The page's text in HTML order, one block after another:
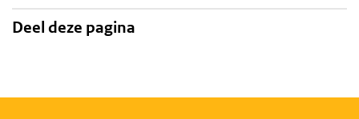
Deel deze pagina